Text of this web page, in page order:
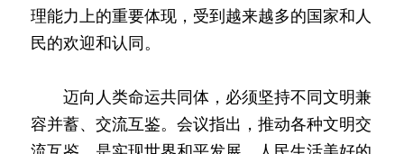
理能力上的重要体现，受到越来越多的国家和人
民的欢迎和认同。
迈向人类命运共同体，必须坚持不同文明兼
容并蓄、交流互鉴。会议指出，推动各种文明交